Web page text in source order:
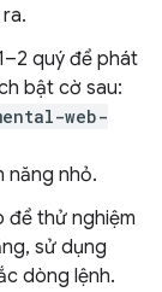
quý để phát
bật cờ sau:
web-
năng nhỏ.
để thử nghiệm
sử dụng
dòng lệnh.